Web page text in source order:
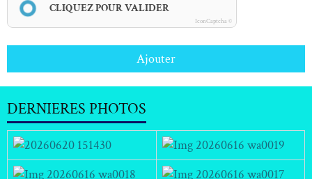
CLIQUEZ POUR VALIDER
IconCaptcha ©
Ajouter
DERNIERES PHOTOS